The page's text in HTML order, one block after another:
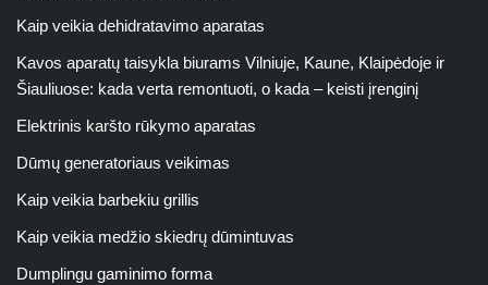
Kaip veikia dehidratavimo aparatas
Kavos aparatų taisykla biurams Vilniuje, Kaune, Klaipėdoje ir
Šiauliuose: kada verta remontuoti, o kada – keisti įrenginį
Elektrinis karšto rūkymo aparatas
Dūmų generatoriaus veikimas
Kaip veikia barbekiu grillis
Kaip veikia medžio skiedrų dūmintuvas
Dumplingu gaminimo forma